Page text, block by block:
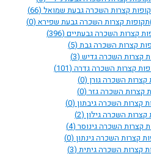
קצרות השכרה גבעת שמואל (66)
תקופות קצרות השכרה גבעת שפירא (0)
קצרות השכרה גבעתיים (396)
קצרות השכרה גבת (5)
קצרות השכרה גדיש (3)
קצרות השכרה גדרה (101)
קצרות השכרה גורן (0)
קצרות השכרה גזר (0)
קצרות השכרה גיבתון (0)
קצרות השכרה גילון (2)
קצרות השכרה גינוסר (4)
קצרות השכרה גינתון (0)
קצרות השכרה גיתית (3)